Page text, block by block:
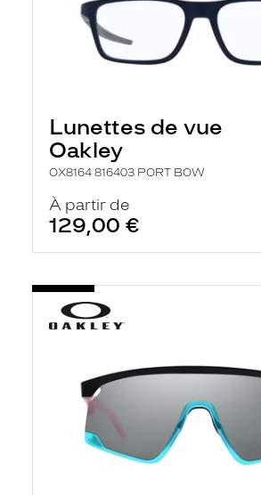
Lunettes de vue
Oakley
OX8164 816403 PORT BOW
À partir de
129,00 €